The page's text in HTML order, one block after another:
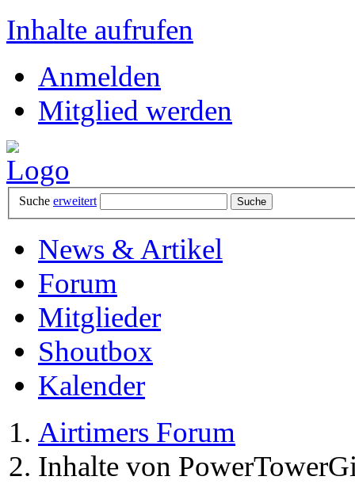
Inhalte aufrufen
Anmelden
Mitglied werden
Suche erweitert
News & Artikel
Forum
Mitglieder
Shoutbox
Kalender
Airtimers Forum
Inhalte von